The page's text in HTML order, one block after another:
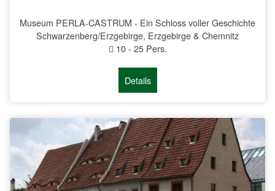
Museum PERLA-CASTRUM - Ein Schloss voller Geschichte
Schwarzenberg/Erzgebirge, Erzgebirge & Chemnitz
10- 25Pers.
Details